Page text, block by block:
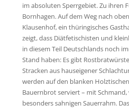
im absoluten Sperrgebiet. Zu ihren
Bornhagen. Auf dem Weg nach
Klausenhof, ein thüringisches
zeigt, dass Diätfetischisten und
in diesem Teil Deutschlands noch
Stand haben: Es gibt
Stracken aus hauseigener
werden auf den blanken
Bauernbrot serviert – mit
besonders sahnigen Sauerrahm.